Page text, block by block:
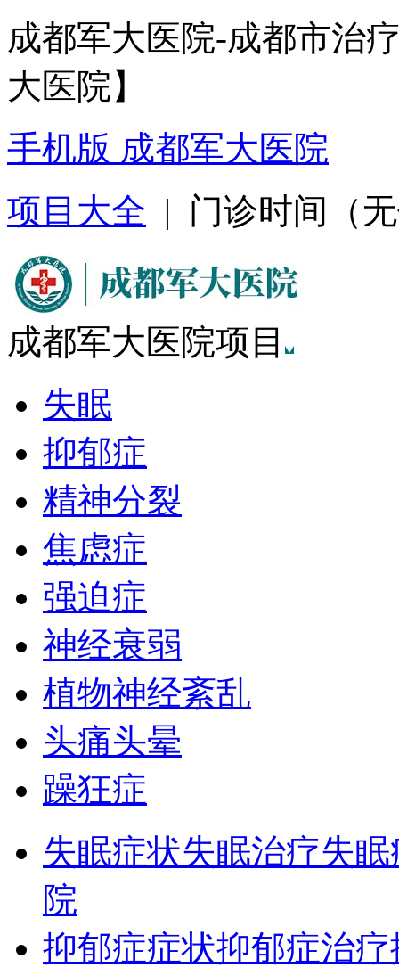
成都军大医院-成都市治
大医院】
手机版 成都军大医院
项目大全 | 门诊时间（
成都军大医院项目
失眠
抑郁症
精神分裂
焦虑症
强迫症
神经衰弱
植物神经紊乱
头痛头晕
躁狂症
失眠症状失眠治疗失
院
抑郁症症状抑郁症治疗